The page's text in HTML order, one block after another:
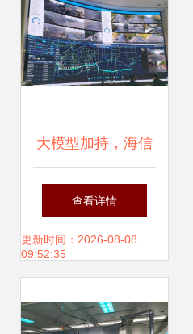
大模型加持，海信
网络科技加速应用
落地，释放智慧交
查看详情
更新时间：2026-08-08
09:52:35